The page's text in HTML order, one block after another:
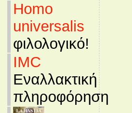
Homo
universalis
φιλολογικό!
IMC
Εναλλακτική
πληροφόρηση